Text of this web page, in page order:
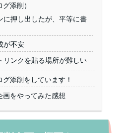
添削）
に押し出したが、平等に書
が不安
リンクを貼る場所が難しい
添削をしています！
画をやってみた感想